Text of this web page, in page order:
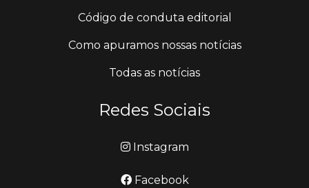
Código de conduta editorial
Como apuramos nossas notícias
Todas as notícias
Redes Sociais
Instagram
Facebook